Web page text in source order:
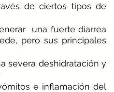
de ciertos tipos de
una fuerte diarrea
pero sus principales
severa deshidratación y
e inflamación del